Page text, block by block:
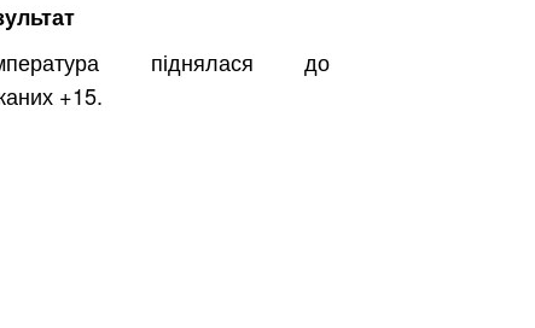
піднялася до
+15.
Безкоштовно.